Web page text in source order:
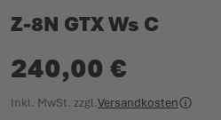
Z-8N GTX Ws C
240,00 €
Inkl. MwSt. zzgl.Versandkosten